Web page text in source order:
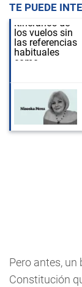
TE PUEDE
Pero antes, un
Constitución